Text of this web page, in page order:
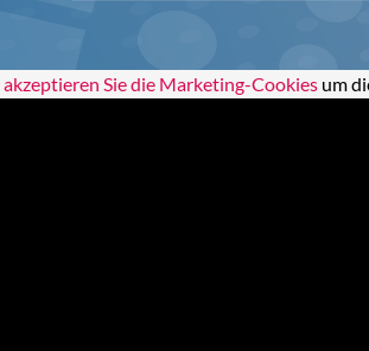
Sie die Marketing-Cookies um